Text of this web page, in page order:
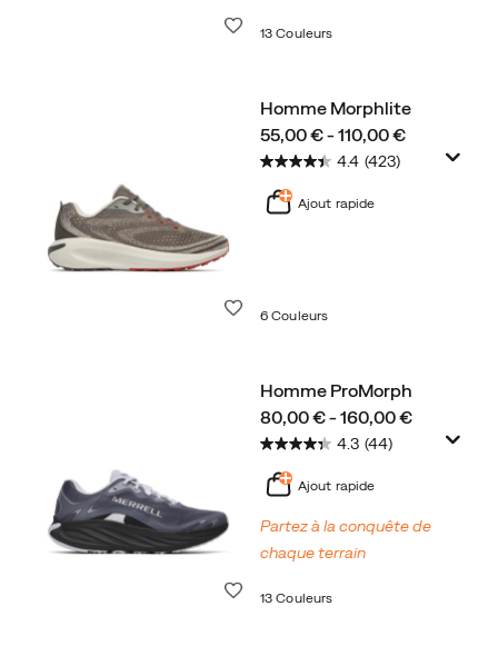
13 Couleurs
Homme Morphlite
price
55,00 € - 110,00 €
4.4 (423)
Ajout rapide
6 Couleurs
Homme ProMorph
price
80,00 € - 160,00 €
4.3 (44)
Ajout rapide
Partez à la conquête de
chaque terrain
13 Couleurs